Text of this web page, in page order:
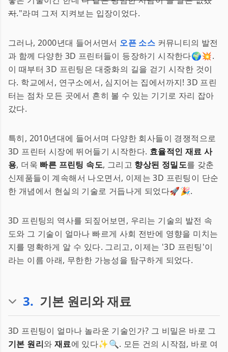
지."라며 그저 지켜보는 입장이었다.
그러나, 2000년대 들어서면서 오픈 소스 커뮤니티의 발전
과 함께 다양한 3D 프린터들이 등장하기 시작한다🌍💥.
이 때부터 3D 프린팅은 대중화의 길을 걷기 시작한 것이
다. 학교에서, 연구소에서, 심지어는 집에서까지! 3D 프린
터는 점차 모든 곳에서 흔히 볼 수 있는 기기로 자리 잡아
갔다.
특히, 2010년대에 들어서며 다양한 회사들이 경쟁적으로
3D 프린터 시장에 뛰어들기 시작한다. 효율적인 재료 사
용, 더욱 빠른 프린팅 속도, 그리고 향상된 정밀도를 갖춘
신제품들이 계속해서 나오면서, 이제는 3D 프린팅이 단순
한 개념에서 현실의 기술로 거듭나게 되었다🚀🎉.
3D 프린팅의 역사를 되짚어보면, 우리는 기술의 발전 속
도와 그 기술이 얼마나 빠르게 사회 전반에 영향을 미치는
지를 명확하게 알 수 있다. 그리고, 이제는 '3D 프린팅'이
라는 이름 아래, 무한한 가능성을 탐구하게 되었다.
3. 기본 원리와 재료
3D 프린팅이 얼마나 놀라운 기술인가? 그 비밀은 바로 그
기본 원리와 재료에 있다✨🔍. 모든 건의 시작점, 바로 여